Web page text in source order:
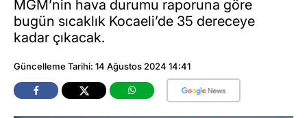
MGM’nin hava durumu raporuna göre
bugün sıcaklık Kocaeli’de 35 dereceye
kadar çıkacak.
Güncelleme Tarihi: 14 Ağustos 2024 14:41